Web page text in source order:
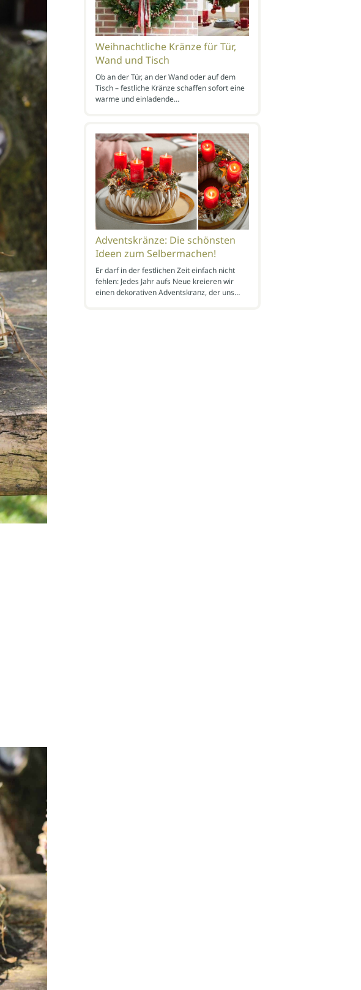
Weihnachtliche Kränze für Tür,
Wand und Tisch
Ob an der Tür, an der Wand oder auf dem
Tisch – festliche Kränze schaffen sofort eine
warme und einladende…
Adventskränze: Die schönsten
Ideen zum Selbermachen!
Er darf in der festlichen Zeit einfach nicht
fehlen: Jedes Jahr aufs Neue kreieren wir
einen dekorativen Adventskranz, der uns…